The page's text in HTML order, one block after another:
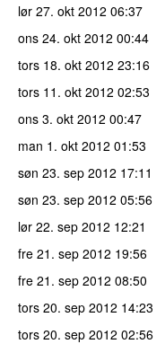
lør 27. okt 2012 06:37
ons 24. okt 2012 00:44
tors 18. okt 2012 23:16
tors 11. okt 2012 02:53
ons 3. okt 2012 00:47
man 1. okt 2012 01:53
søn 23. sep 2012 17:11
søn 23. sep 2012 05:56
lør 22. sep 2012 12:21
fre 21. sep 2012 19:56
fre 21. sep 2012 08:50
tors 20. sep 2012 14:23
tors 20. sep 2012 02:56